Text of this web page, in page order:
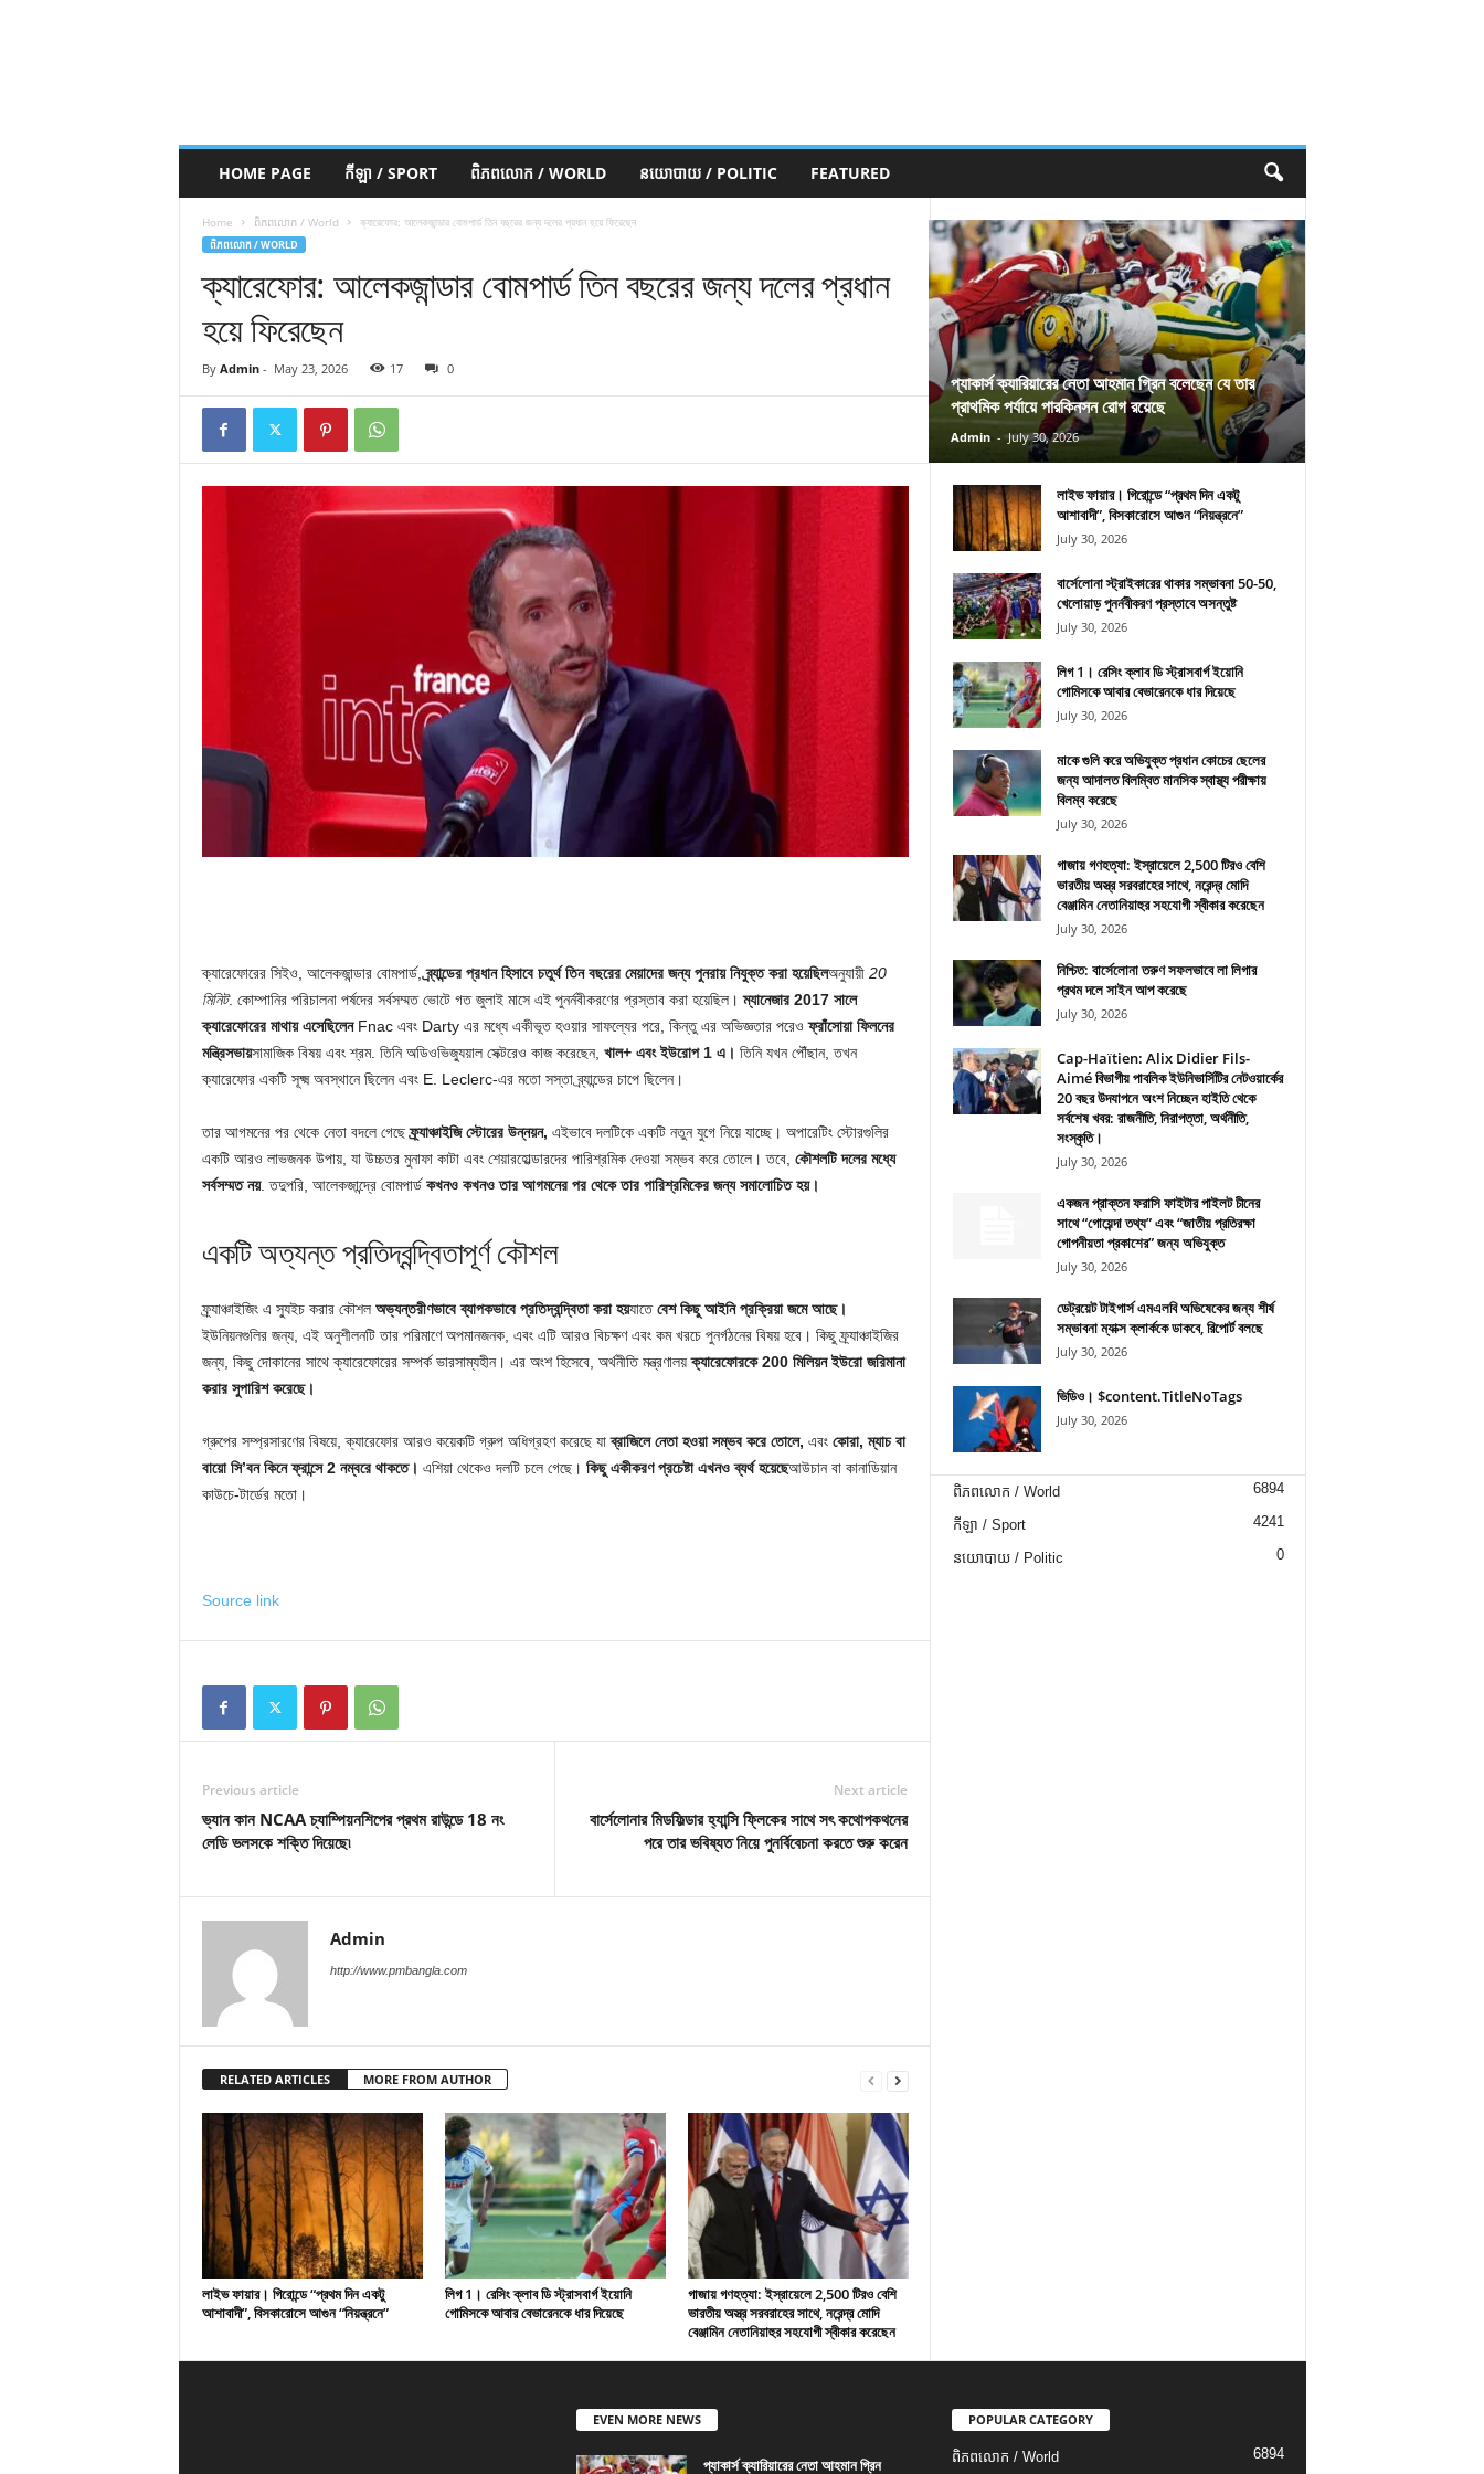
HOME PAGE កីឡា / SPORT ពិភពលោក / WORLD នយោបាយ / POLITIC FEATURED
Home ពិភពលោក / World ক্যারেফোর: আলেকজান্ডার বোমপার্ড তিন বছরের জন্য দলের প্রধান হয়ে ফিরেছেন
ពិភពលោក / WORLD
ক্যারেফোর: আলেকজান্ডার বোমপার্ড তিন বছরের জন্য দলের প্রধান
হয়ে ফিরেছেন
By Admin- May 23, 2026 17 0
ক্যারেফোরের সিইও, আলেকজান্ডার বোমপার্ড,ব্র্যান্ডের প্রধান হিসাবে চতুর্থ তিন বছরের মেয়াদের জন্য পুনরায় নিযুক্ত করা হয়েছিলঅনুযায়ী 20
মিনিট. কোম্পানির পরিচালনা পর্ষদের সর্বসম্মত ভোটে গত জুলাই মাসে এই পুনর্নবীকরণের প্রস্তাব করা হয়েছিল।ম্যানেজার 2017 সালে
ক্যারেফোরের মাথায় এসেছিলেন Fnac এবং Darty এর মধ্যে একীভূত হওয়ার সাফল্যের পরে, কিন্তু এর অভিজ্ঞতার পরেওফ্রাঁসোয়া ফিলনের
মন্ত্রিসভায়সামাজিক বিষয় এবং শ্রম. তিনি অডিওভিজ্যুয়াল সেক্টরেও কাজ করেছেন, খাল+ এবং ইউরোপ 1 এ। তিনি যখন পৌঁছান, তখন
ক্যারেফোর একটি সূক্ষ্ম অবস্থানে ছিলেন এবং E. Leclerc-এর মতো সস্তা ব্র্যান্ডের চাপে ছিলেন।
তার আগমনের পর থেকে নেতা বদলে গেছেফ্র্যাঞ্চাইজি স্টোরের উন্নয়ন, এইভাবে দলটিকে একটি নতুন যুগে নিয়ে যাচ্ছে। অপারেটিং স্টোরগুলির
একটি আরও লাভজনক উপায়, যা উচ্চতর মুনাফা কাটা এবং শেয়ারহোল্ডারদের পারিশ্রমিক দেওয়া সম্ভব করে তোলে। তবে, কৌশলটি দলের মধ্যে
সর্বসম্মত নয়. তদুপরি, আলেকজান্দ্রে বোমপার্ডকখনও কখনও তার আগমনের পর থেকে তার পারিশ্রমিকের জন্য সমালোচিত হয়।
একটি অত্যন্ত প্রতিদ্বন্দ্বিতাপূর্ণ কৌশল
ফ্র্যাঞ্চাইজিং এ স্যুইচ করার কৌশলঅভ্যন্তরীণভাবে ব্যাপকভাবে প্রতিদ্বন্দ্বিতা করা হয়যাতেবেশ কিছু আইনি প্রক্রিয়া জমে আছে।
ইউনিয়নগুলির জন্য, এই অনুশীলনটি তার পরিমাণে অপমানজনক, এবং এটি আরও বিচক্ষণ এবং কম খরচে পুনর্গঠনের বিষয় হবে। কিছু ফ্র্যাঞ্চাইজির
জন্য, কিছু দোকানের সাথে ক্যারেফোরের সম্পর্ক ভারসাম্যহীন। এর অংশ হিসেবে, অর্থনীতি মন্ত্রণালয়ক্যারেফোরকে 200 মিলিয়ন ইউরো জরিমানা
করার সুপারিশ করেছে।
গ্রুপের সম্প্রসারণের বিষয়ে, ক্যারেফোর আরও কয়েকটি গ্রুপ অধিগ্রহণ করেছে যাব্রাজিলে নেতা হওয়া সম্ভব করে তোলে, এবং কোরা, ম্যাচ বা
বায়ো সি’বন কিনে ফ্রান্সে 2 নম্বরে থাকতে। এশিয়া থেকেও দলটি চলে গেছে। কিছু একীকরণ প্রচেষ্টা এখনও ব্যর্থ হয়েছেআউচান বা কানাডিয়ান
কাউচে-টার্ডের মতো।
Source link
Previous article
ভ্যান কান NCAA চ্যাম্পিয়নশিপের প্রথম রাউন্ডে 18 নং
লেডি ভলসকে শক্তি দিয়েছে৷
Next article
বার্সেলোনার মিডফিল্ডার হ্যান্সি ফ্লিকের সাথে সৎ কথোপকথনের
পরে তার ভবিষ্যত নিয়ে পুনর্বিবেচনা করতে শুরু করেন
Admin
http://www.pmbangla.com
RELATED ARTICLES MORE FROM AUTHOR
লাইভ ফায়ার। গিরোন্ডে “প্রথম দিন একটু
আশাবাদী”, বিসকারোসে আগুন “নিয়ন্ত্রনে”
লিগ 1। রেসিং ক্লাব ডি স্ট্রাসবার্গ ইয়োনি
গোমিসকে আবার বেভারেনকে ধার দিয়েছে
গাজায় গণহত্যা: ইস্রায়েলে 2,500 টিরও বেশি
ভারতীয় অস্ত্র সরবরাহের সাথে, নরেন্দ্র মোদি
বেঞ্জামিন নেতানিয়াহুর সহযোগী স্বীকার করেছেন
প্যাকার্স ক্যারিয়ারের নেতা আহমান গ্রিন বলেছেন যে তার
প্রাথমিক পর্যায়ে পারকিনসন রোগ রয়েছে
Admin - July 30, 2026
লাইভ ফায়ার। গিরোন্ডে “প্রথম দিন একটু
আশাবাদী”, বিসকারোসে আগুন “নিয়ন্ত্রনে”
July 30, 2026
বার্সেলোনা স্ট্রাইকারের থাকার সম্ভাবনা 50-50,
খেলোয়াড় পুনর্নবীকরণ প্রস্তাবে অসন্তুষ্ট
July 30, 2026
লিগ 1। রেসিং ক্লাব ডি স্ট্রাসবার্গ ইয়োনি
গোমিসকে আবার বেভারেনকে ধার দিয়েছে
July 30, 2026
মাকে গুলি করে অভিযুক্ত প্রধান কোচের ছেলের
জন্য আদালত বিলম্বিত মানসিক স্বাস্থ্য পরীক্ষায়
বিলম্ব করেছে
July 30, 2026
গাজায় গণহত্যা: ইস্রায়েলে 2,500 টিরও বেশি
ভারতীয় অস্ত্র সরবরাহের সাথে, নরেন্দ্র মোদি
বেঞ্জামিন নেতানিয়াহুর সহযোগী স্বীকার করেছেন
July 30, 2026
নিশ্চিত: বার্সেলোনা তরুণ সফলভাবে লা লিগার
প্রথম দলে সাইন আপ করেছে
July 30, 2026
Cap-Haïtien: Alix Didier Fils-
Aimé বিভাগীয় পাবলিক ইউনিভার্সিটির নেটওয়ার্কের
20 বছর উদযাপনে অংশ নিচ্ছেন হাইতি থেকে
সর্বশেষ খবর: রাজনীতি, নিরাপত্তা, অর্থনীতি,
সংস্কৃতি।
July 30, 2026
একজন প্রাক্তন ফরাসি ফাইটার পাইলট চীনের
সাথে “গোয়েন্দা তথ্য” এবং “জাতীয় প্রতিরক্ষা
গোপনীয়তা প্রকাশের” জন্য অভিযুক্ত
July 30, 2026
ডেট্রয়েট টাইগার্স এমএলবি অভিষেকের জন্য শীর্ষ
সম্ভাবনা ম্যাক্স ক্লার্ককে ডাকবে, রিপোর্ট বলছে
July 30, 2026
ভিডিও। $content.TitleNoTags
July 30, 2026
ពិភពលោក / World 6894
កីឡា / Sport 4241
នយោបាយ / Politic 0
EVEN MORE NEWS
প্যাকার্স ক্যারিয়ারের নেতা আহমান গ্রিন
POPULAR CATEGORY
ពិភពលោក / World 6894